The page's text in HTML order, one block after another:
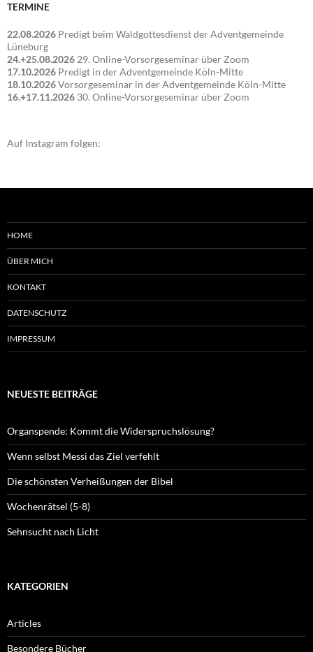
TERMINE
22.08.2026 Predigt beim Waldgottesdienst der Adventgemeinde
Lüneburg
24.+25.08.2026 29. Online-Vorsorgeseminar über Zoom
17.10.2026 Predigt in der Adventgemeinde Köln-Mitte
18.10.2026Vorsorgeseminar in der Adventgemeinde Köln-Mitte
16.+17.11.2026 30. Online-Vorsorgeseminar über Zoom
Auf Instagram folgen:
HOME
ÜBER MICH
KONTAKT
DATENSCHUTZ
IMPRESSUM
NEUESTE BEITRÄGE
Organspende: Kommt die Widerspruchslösung?
Wenn selbst Messi das Ziel verfehlt
Die schönsten Verheißungen der Bibel
Wochenrätsel (5-8)
Sehnsucht nach Licht
KATEGORIEN
Articles
Besondere Bücher